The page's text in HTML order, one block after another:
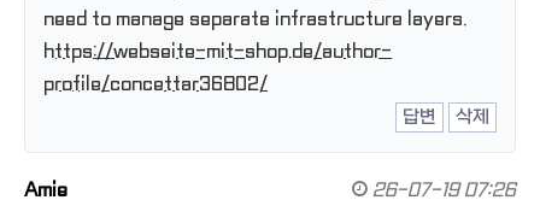
need to manage separate infrastructure layers.
https://webseite-mit-shop.de/author-
profile/concettar36802/
답변
삭제
Amie 26-07-19 07:26